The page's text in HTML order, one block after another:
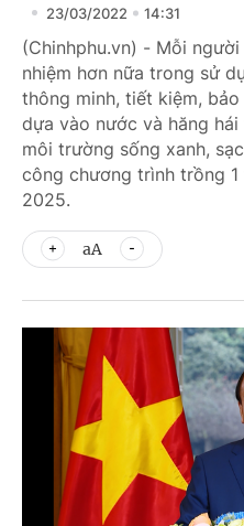
23/03/2022 14:31
(Chinhphu.vn) - Mỗi
nhiệm hơn nữa trong sử
thông minh, tiết kiệm,
dựa vào nước và hăng
môi trường sống xanh,
công chương trình trồng
2025.
aA